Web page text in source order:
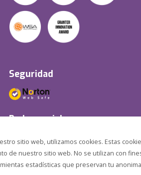
sitio web, utilizamos cookies. Estas
de nuestro sitio web. No se utilizan con
estadísticas que preservan tu
Seguridad
Redes sociales